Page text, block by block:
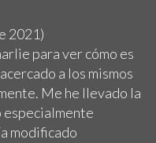
2021)
para ver cómo es
a los mismos
Me he llevado la
especialmente
modificado